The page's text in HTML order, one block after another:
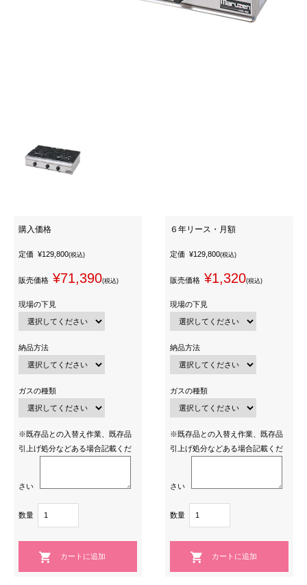
購入価格
定価 ¥129,800(税込)
販売価格 ¥71,390(税込)
現場の下見
納品方法
ガスの種類
※既存品との入替え作業、既存品
引上げ処分などある場合記載くだ
さい
数量
６年リース・月額
定価 ¥129,800(税込)
販売価格 ¥1,320(税込)
現場の下見
納品方法
ガスの種類
※既存品との入替え作業、既存品
引上げ処分などある場合記載くだ
さい
数量